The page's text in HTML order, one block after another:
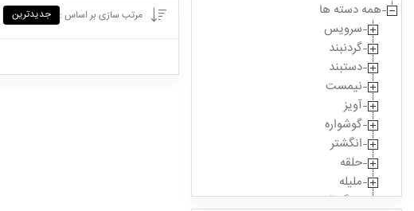
همه دسته ها
سرویس
گردنبند
دستبند
نیمست
آویز
گوشواره
انگشتر
حلقه
ملیله
سنگ قیمتی
مرتب سازی بر اساس : جدیدترین